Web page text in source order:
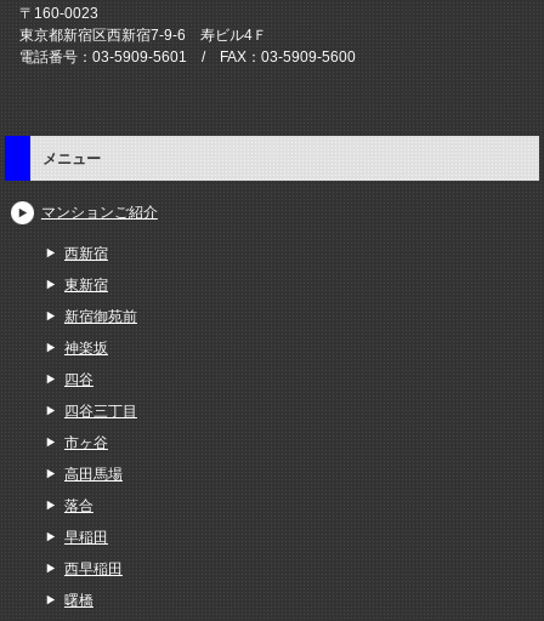
〒160-0023
東京都新宿区西新宿7-9-6 寿ビル4Ｆ
電話番号：03-5909-5601 / FAX：03-5909-5600
メニュー
マンションご紹介
西新宿
東新宿
新宿御苑前
神楽坂
四谷
四谷三丁目
市ヶ谷
高田馬場
落合
早稲田
西早稲田
曙橋